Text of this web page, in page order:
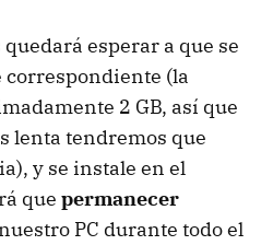
esperar a que se
correspondiente (la
2 GB, así que
lenta tendremos que
y se instale en el
que permanecer
PC durante todo el